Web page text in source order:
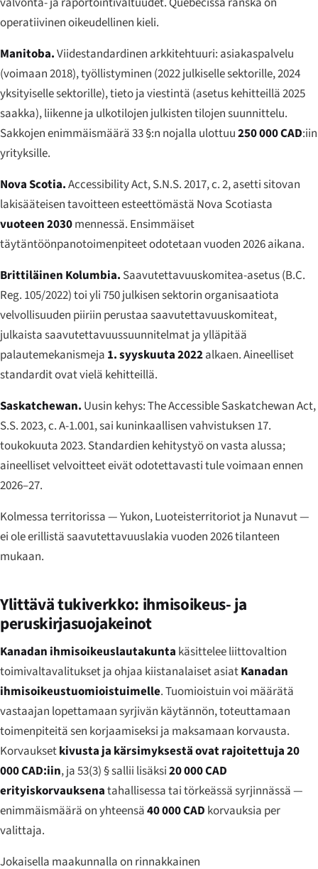
operatiivinen oikeudellinen kieli.
Manitoba.Viidestandardinen arkkitehtuuri: asiakaspalvelu
(voimaan 2018), työllistyminen (2022 julkiselle sektorille, 2024
yksityiselle sektorille), tieto ja viestintä (asetus kehitteillä 2025
saakka), liikenne ja ulkotilojen julkisten tilojen suunnittelu.
Sakkojen enimmäismäärä 33 §:n nojalla ulottuu250 000 CAD:iin
yrityksille.
Nova Scotia.Accessibility Act, S.N.S. 2017, c. 2, asetti sitovan
lakisääteisen tavoitteen esteettömästä Nova Scotiasta
vuoteen 2030mennessä. Ensimmäiset
täytäntöönpanotoimenpiteet odotetaan vuoden 2026 aikana.
Brittiläinen Kolumbia. Saavutettavuuskomitea-asetus (B.C.
Reg. 105/2022) toi yli 750 julkisen sektorin organisaatiota
velvollisuuden piiriin perustaa saavutettavuuskomiteat,
julkaista saavutettavuussuunnitelmat ja ylläpitää
palautemekanismeja 1. syyskuuta 2022alkaen. Aineelliset
standardit ovat vielä kehitteillä.
Saskatchewan. Uusin kehys:The Accessible Saskatchewan Act,
S.S. 2023, c. A-1.001, sai kuninkaallisen vahvistuksen 17.
toukokuuta 2023. Standardien kehitystyö on vasta alussa;
aineelliset velvoitteet eivät odotettavasti tule voimaan ennen
2026–27.
Kolmessa territorissa — Yukon, Luoteisterritoriot ja Nunavut —
ei ole erillistä saavutettavuuslakia vuoden 2026 tilanteen
mukaan.
Ylittävä tukiverkko: ihmisoikeus- ja
peruskirjasuojakeinot
Kanadan ihmisoikeuslautakunta käsittelee liittovaltion
toimivaltavalitukset ja ohjaa kiistanalaiset asiatKanadan
ihmisoikeustuomioistuimelle. Tuomioistuin voi määrätä
vastaajan lopettamaan syrjivän käytännön, toteuttamaan
toimenpiteitä sen korjaamiseksi ja maksamaan korvausta.
Korvauksetkivusta ja kärsimyksestä ovat rajoitettuja 20
000 CAD:iin, ja 53(3) § sallii lisäksi20 000 CAD
erityiskorvauksenatahallisessa tai törkeässä syrjinnässä —
enimmäismäärä on yhteensä40 000 CAD korvauksia per
valittaja.
Jokaisella maakunnalla on rinnakkainen